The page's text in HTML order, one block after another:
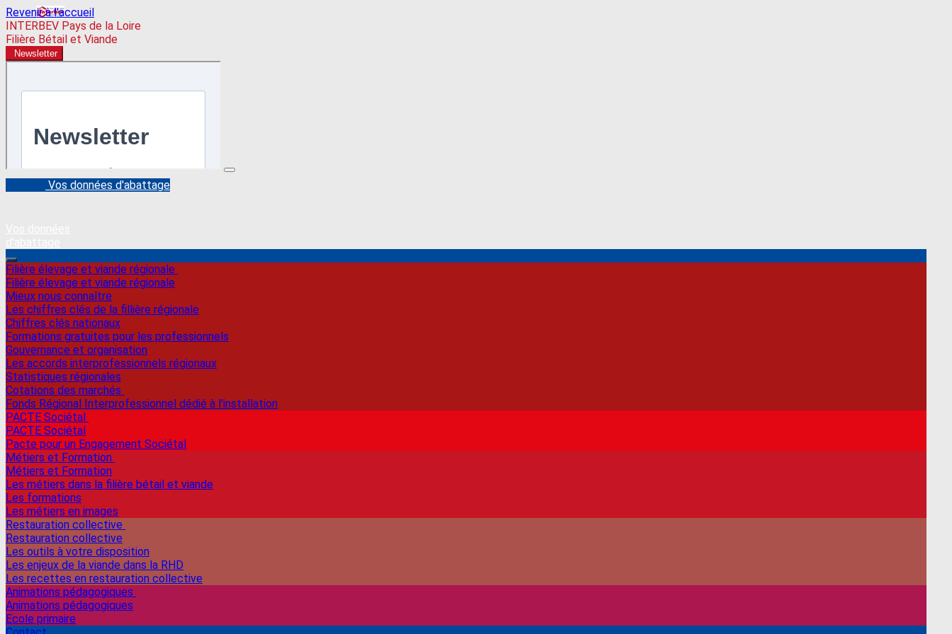
Revenir à l'accueil
INTERBEV Pays de la Loire
Filière Bétail et Viande
Newsletter
Vos données d'abattage
Filière élevage et viande régionale
Filière élevage et viande régionale
Mieux nous connaître
Les chiffres clés de la fillière régionale
Chiffres clés nationaux
Formations gratuites pour les professionnels
Gouvernance et organisation
Les accords interprofessionnels régionaux
Statistiques régionales
Cotations des marchés
Fonds Régional Interprofessionnel dédié à l'installation
PACTE Sociétal
PACTE Sociétal
Pacte pour un Engagement Sociétal
Métiers et Formation
Métiers et Formation
Les métiers dans la filière bétail et viande
Les formations
Les métiers en images
Restauration collective
Restauration collective
Les outils à votre disposition
Les enjeux de la viande dans la RHD
Les recettes en restauration collective
Animations pédagogiques
Animations pédagogiques
Ecole primaire